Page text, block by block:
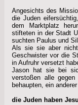
Angesichts des
die Juden
dem Marktplatz
stifteten in der Stadt
suchten Paulus und
Als sie sie aber
Geschwister vor die
in Aufruhr versetzt
Jason hat sie bei
verstoßen alle
behaupten, ein
die Juden haben